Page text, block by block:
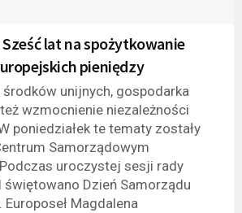
lat na spożytkowanie
pieniędzy
unijnych, gospodarka
wzmocnienie niezależności
poniedziałek te tematy zostały
Samorządowym
uroczystej sesji rady
świętowano Dzień Samorządu
Magdalena